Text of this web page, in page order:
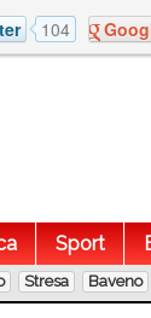
104
Sport
Stresa Baveno